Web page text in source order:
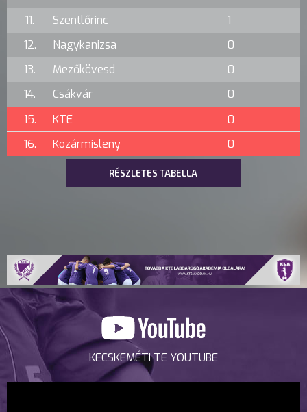
11.
Szentlőrinc
1
12.
Nagykanizsa
0
13.
Mezőkövesd
0
14.
Csákvár
0
15.
KTE
0
16.
Kozármisleny 0
RÉSZLETES TABELLA
KECSKEMÉTI TE YOUTUBE